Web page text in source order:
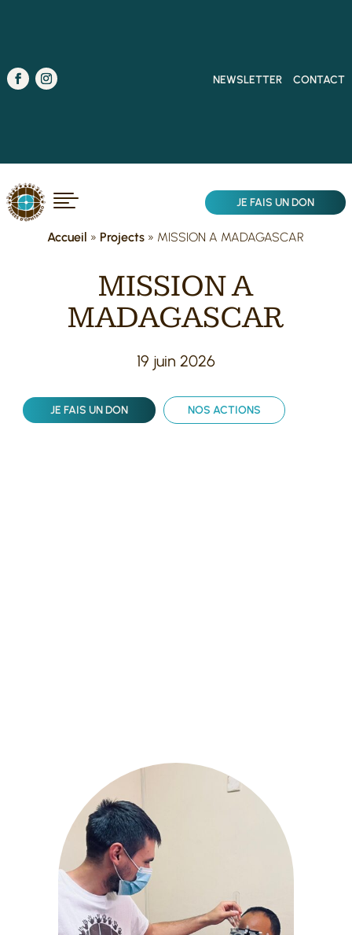
NEWSLETTER CONTACT
 JE FAIS UN DON
Accueil » Projects » MISSION A MADAGASCAR
MISSION A
MADAGASCAR
19 juin 2026
JE FAIS UN DON NOS ACTIONS